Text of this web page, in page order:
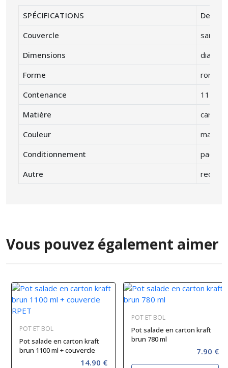
SPÉCIFICATIONS
Couvercle
sans
Dimensions
Forme
rond
Contenance
1100
Matière
carton
Couleur
marron
Conditionnement
paquet
Autre
Vous pouvez également aimer
POT ET BOL
Pot salade en carton kraft
brun 1100 ml + couvercle
14.90 €
POT ET BOL
Pot salade en carton kraft
brun 780 ml
7.90 €